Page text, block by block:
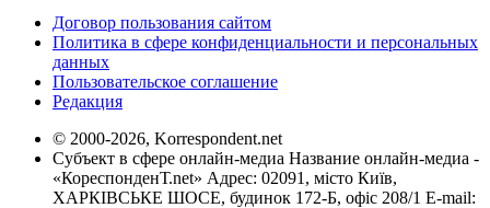
Договор пользования сайтом
Политика в сфере конфиденциальности и персональных
данных
Пользовательское соглашение
Редакция
© 2000-2026, Korrespondent.net
Субъект в сфере онлайн-медиа Название онлайн-медиа -
«КореспонденТ.net» Адрес: 02091, місто Київ,
ХАРКІВСЬКЕ ШОСЕ, будинок 172-Б, офіс 208/1 E-mail: